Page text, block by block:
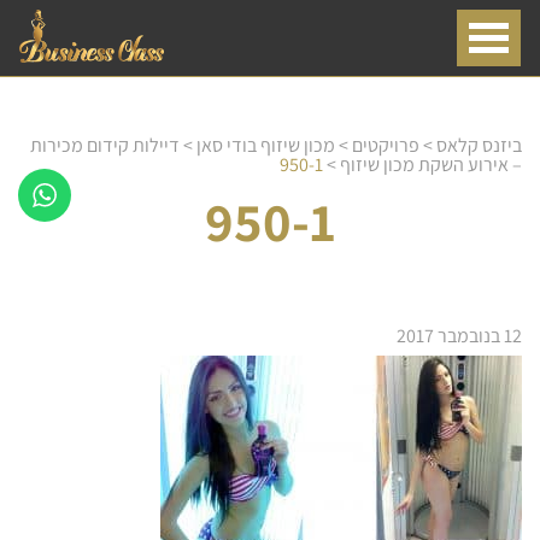
ביזנס קלאס>פרויקטים>מכון שיזוף בודי סאן>דיילות קידום מכירות
– אירוע השקת מכון שיזוף>
950-1
950-1
12 בנובמבר 2017